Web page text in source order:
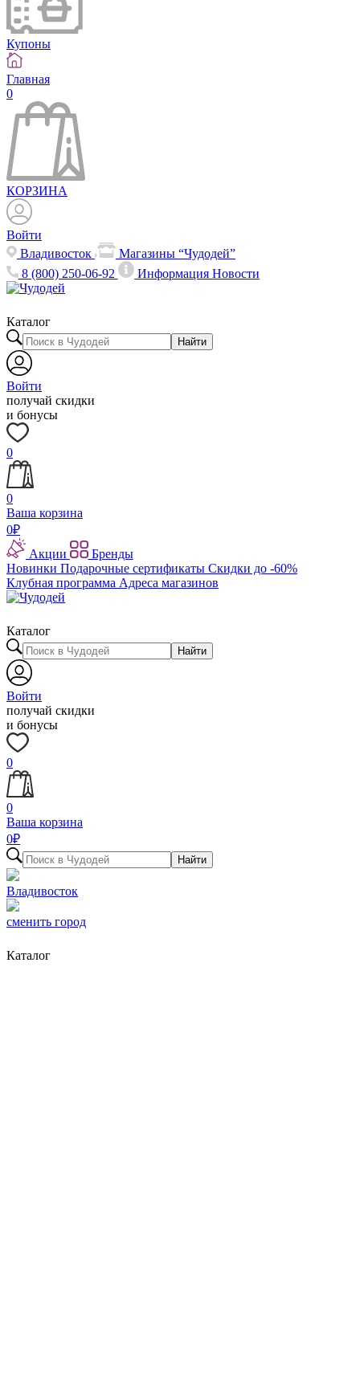
Купоны
Главная
0
КОРЗИНА
Войти
Владивосток
Магазины “Чудодей”
8 (800) 250-06-92
ИнформацияНовости
Каталог
Найти
Войти
получай скидки
и бонусы
0
0
Ваша корзина
0₽
Акции
Бренды
Новинки Подарочные сертификаты Скидки до -60%
Клубная программа Адреса магазинов
Каталог
Найти
Войти
получай скидки
и бонусы
0
0
Ваша корзина
0₽
Найти
Владивосток
сменить город
Каталог